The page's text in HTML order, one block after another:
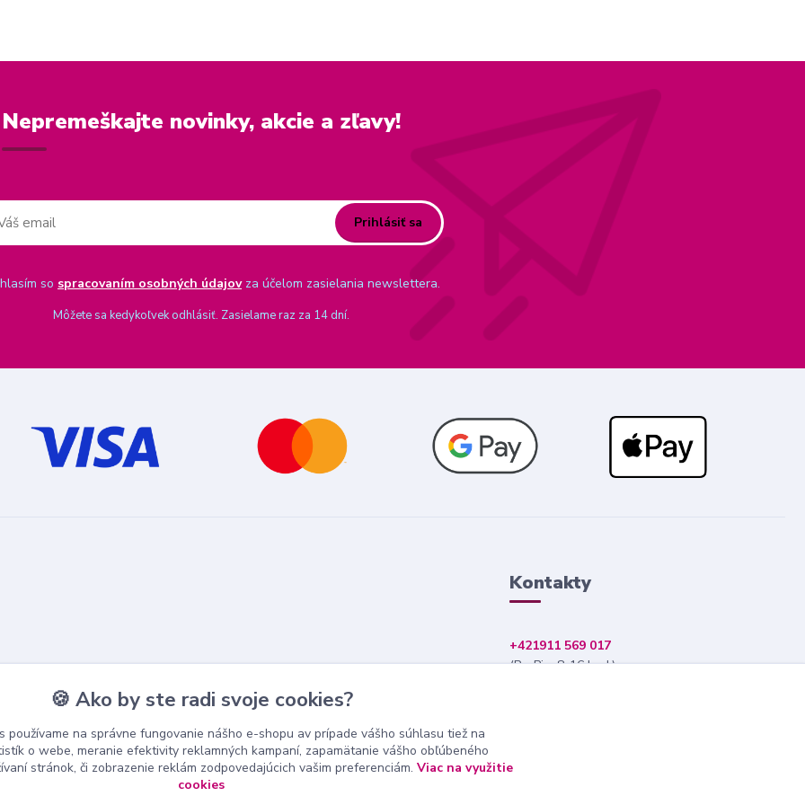
Nepremeškajte novinky, akcie a zľavy!
Prihlásiť sa
so spracovaním osobných údajovza účelom zasielania newslettera.
Môžete sa kedykoľvek odhlásiť. Zasielame raz za 14 dní.
Kontakty
+421911 569 017
(Po-Pia, 8-16 hod.)
🍪 Ako by ste radi svoje cookies?
používame na správne fungovanie nášho e-shopu av prípade vášho súhlasu tiež na
o webe, meranie efektivity reklamných kampaní, zapamätanie vášho obľúbeného
stránok, či zobrazenie reklám zodpovedajúcich vašim preferenciám. Viac na využitie
cookies